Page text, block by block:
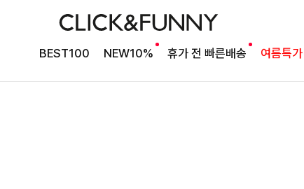
BEST100 NEW10% 휴가 전 빠른배송 여름특
BEST 타이 블라우스
밍팃퍼프 타이블라우스